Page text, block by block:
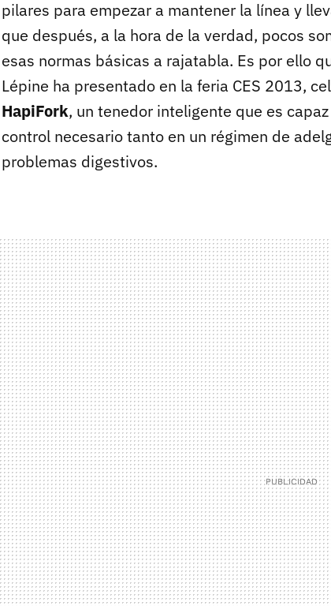
pilares para empezar a mantener la línea y
que después, a la hora de la verdad, pocos
esas normas básicas a rajatabla. Es por ello
Lépine ha presentado en la feria CES 2013,
HapiFork, un tenedor inteligente que es
control necesario tanto en un régimen de
problemas digestivos.